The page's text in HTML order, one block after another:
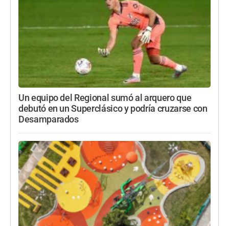
Un equipo del Regional sumó al arquero que
debutó en un Superclásico y podría cruzarse con
Desamparados